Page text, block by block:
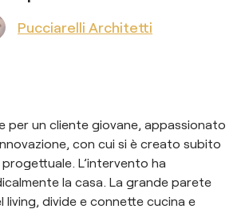
Pucciarelli Architetti
per un cliente giovane, appassionato
con cui si è creato subito
L’intervento ha
la casa. La grande parete
living, divide e connette cucina e